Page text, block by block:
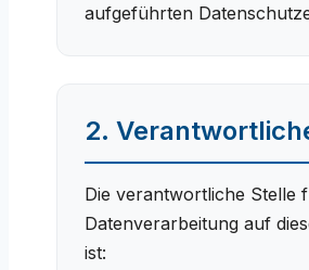
aufgeführten
2.
Die verantwortliche Stelle
Datenverarbeitung auf
ist: